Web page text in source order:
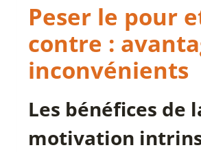
Peser le pour
contre :
inconvénients
Les bénéfices de
motivation